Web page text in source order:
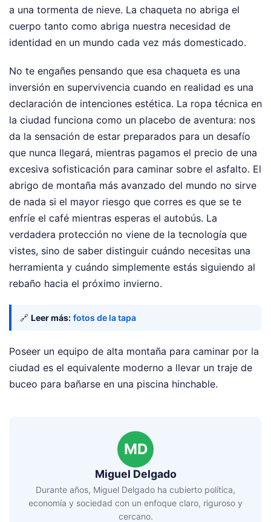
a una tormenta de nieve. La chaqueta no abriga el
cuerpo tanto como abriga nuestra necesidad de
identidad en un mundo cada vez más domesticado.
No te engañes pensando que esa chaqueta es una
inversión en supervivencia cuando en realidad es una
declaración de intenciones estética. La ropa técnica en
la ciudad funciona como un placebo de aventura: nos
da la sensación de estar preparados para un desafío
que nunca llegará, mientras pagamos el precio de una
excesiva sofisticación para caminar sobre el asfalto. El
abrigo de montaña más avanzado del mundo no sirve
de nada si el mayor riesgo que corres es que se te
enfríe el café mientras esperas el autobús. La
verdadera protección no viene de la tecnología que
vistes, sino de saber distinguir cuándo necesitas una
herramienta y cuándo simplemente estás siguiendo al
rebaño hacia el próximo invierno.
🔗 Leer más: fotos de la tapa
Poseer un equipo de alta montaña para caminar por la
ciudad es el equivalente moderno a llevar un traje de
buceo para bañarse en una piscina hinchable.
MD
Miguel Delgado
Durante años, Miguel Delgado ha cubierto política,
economía y sociedad con un enfoque claro, riguroso y
cercano.